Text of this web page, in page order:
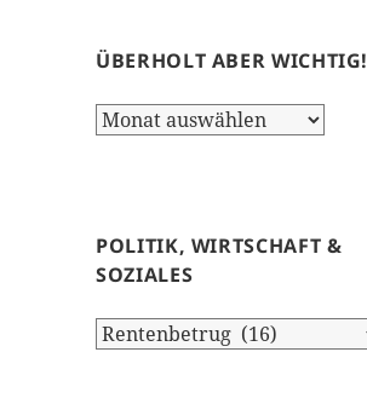
ÜBERHOLT ABER WICHTIG!
Überholt
POLITIK, WIRTSCHAFT &
SOZIALES
Politik,